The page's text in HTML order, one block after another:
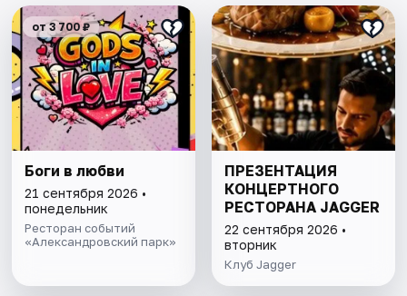
от 3 700 ₽
Боги в любви
21 сентября 2026 •
понедельник
Ресторан событий
«Александровский парк»
ПРЕЗЕНТАЦИЯ
КОНЦЕРТНОГО
РЕСТОРАНА JAGGER
22 сентября 2026 •
вторник
Клуб Jagger